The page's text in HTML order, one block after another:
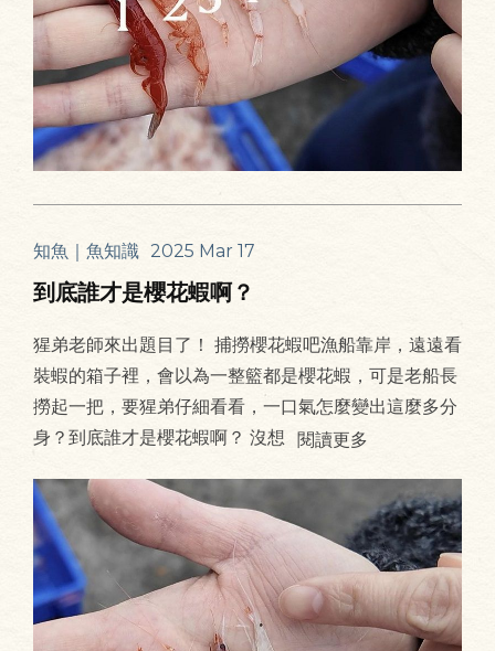
知魚｜魚知識 2025 Mar 17
到底誰才是櫻花蝦啊？
猩弟老師來出題目了！ 捕撈櫻花蝦吧漁船靠岸，遠遠看
裝蝦的箱子裡，會以為一整籃都是櫻花蝦，可是老船長
撈起一把，要猩弟仔細看看，一口氣怎麼變出這麼多分
身？到底誰才是櫻花蝦啊？ 沒想 閱讀更多